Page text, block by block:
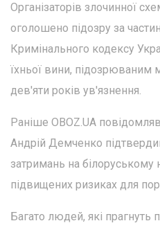
Організаторів злочинної
оголошено підозру за
Кримінального кодексу
їхньої вини, підозрюваним
дев'яти років ув'язнення.
Раніше OBOZ.UA
Андрій Демченко
затримань на білоруському
підвищених ризиках для
Багато людей, які прагнуть